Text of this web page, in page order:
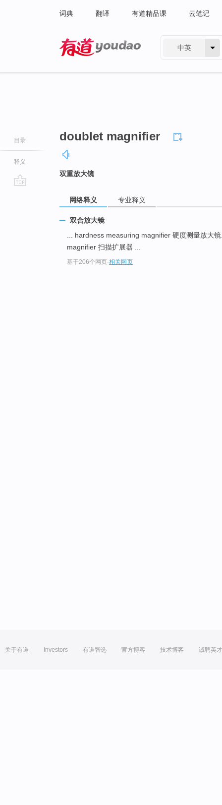
词典 翻译 有道精品课 云笔记
中英
目录
释义
doublet magnifier
双重放大镜
网络释义 专业释义
双合放大镜
... hardness measuring magnifier 硬度测量放大
magnifier 扫描扩展器 ...
基于206个网页-相关网页
关于有道 Investors 有道智选 官方博客 技术博客 诚聘英才